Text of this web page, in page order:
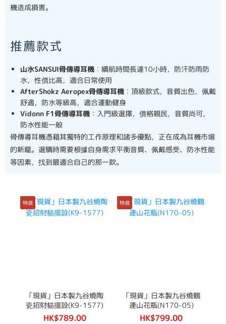
機造成損害。
推薦款式
山水SANSUI骨傳導耳機 ：續航時間長達10小時，防汗防雨防
水，性價比高，適合日常使用
AfterShokz Aeropex骨傳導耳機 ：頂級款式，音質出色，佩戴
舒適，防水等級高，適合運動健身
Vidonn F1骨傳導耳機 ：入門級選擇，價格親民，音質尚可，
防水性能一般
骨傳導耳機憑藉其獨特的工作原理和諸多優點，正在成為耳機市場
的新寵。選購時需要根據自身需求平衡音質、佩戴感受、防水性能
等因素，找到最適合自己的那一款。
特價
「現貨」日本製九谷燒陶
瓷招財貓擺設(K9-1577)
HK$789.00
特價
「現貨」日本製九谷燒鶴
連山花瓶(N170-05)
HK$799.00